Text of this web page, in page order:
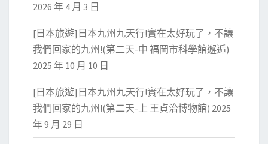
2026 年 4 月 3 日
[日本旅遊]日本九州九天行!實在太好玩了，不讓
我們回家的九州!(第二天-中 福岡市科學館邂逅)
2025 年 10 月 10 日
[日本旅遊]日本九州九天行!實在太好玩了，不讓
我們回家的九州!(第二天-上 王貞治博物館) 2025
年 9 月 29 日